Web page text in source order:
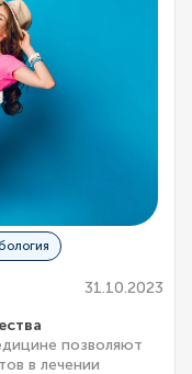
31.10.2023
позволяют
в лечении